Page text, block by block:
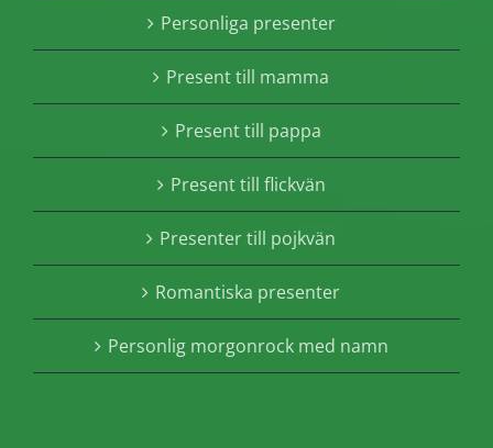
Personliga presenter
Present till mamma
Present till pappa
Present till flickvän
Presenter till pojkvän
Romantiska presenter
Personlig morgonrock med namn